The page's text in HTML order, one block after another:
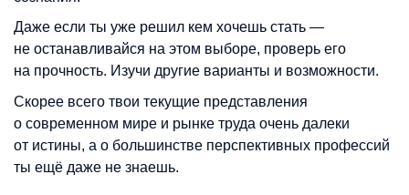
Даже если ты уже решил кем хочешь стать —
не останавливайся на этом выборе, проверь его
на прочность. Изучи другие варианты и возможности.
Скорее всего твои текущие представления
о современном мире и рынке труда очень далеки
от истины, а о большинстве перспективных профессий
ты ещё даже не знаешь.